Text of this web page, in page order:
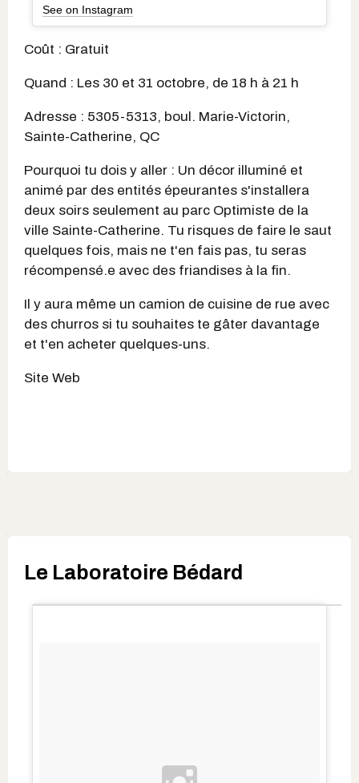
See on Instagram
Coût : Gratuit
Quand : Les 30 et 31 octobre, de 18 h à 21 h
Adresse : 5305-5313, boul. Marie-Victorin,
Sainte-Catherine, QC
Pourquoi tu dois y aller : Un décor illuminé et
animé par des entités épeurantes s'installera
deux soirs seulement au parc Optimiste de la
ville Sainte-Catherine. Tu risques de faire le saut
quelques fois, mais ne t'en fais pas, tu seras
récompensé.e avec des friandises à la fin.
Il y aura même un camion de cuisine de rue avec
des churros si tu souhaites te gâter davantage
et t'en acheter quelques-uns.
Site Web
Le Laboratoire Bédard